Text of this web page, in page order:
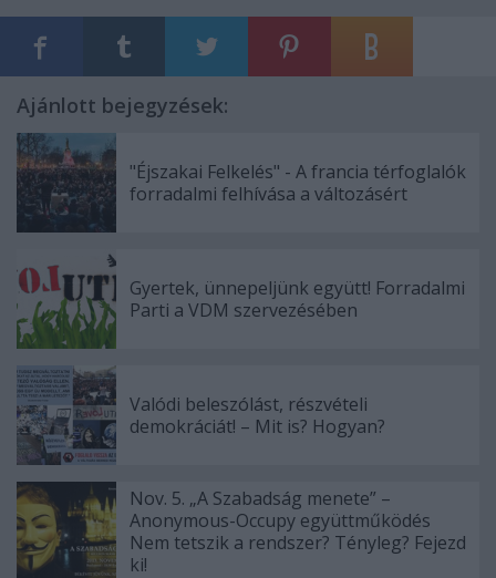
Ajánlott bejegyzések:
"Éjszakai Felkelés" - A francia térfoglalók
forradalmi felhívása a változásért
Gyertek, ünnepeljünk együtt! Forradalmi
Parti a VDM szervezésében
Valódi beleszólást, részvételi
demokráciát! – Mit is? Hogyan?
Nov. 5. „A Szabadság menete” –
Anonymous-Occupy együttműködés
Nem tetszik a rendszer? Tényleg? Fejezd
ki!